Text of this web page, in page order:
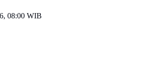
08:00 WIB